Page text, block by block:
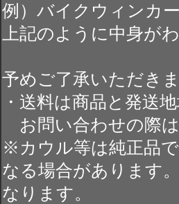
例）バイクウィンカ
上記のように中身が
予めご了承いただき
・送料は商品と発送
お問い合わせの際
※カウル等は純正品
なる場合があります
なります。